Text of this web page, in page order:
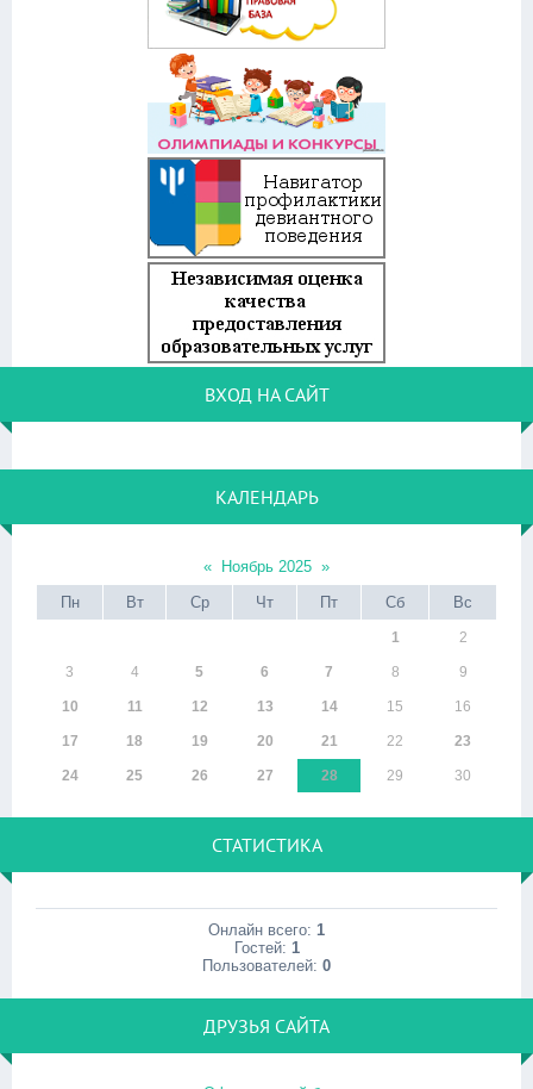
ВХОД НА САЙТ
КАЛЕНДАРЬ
« Ноябрь 2025 »
Пн
Вт Ср Чт Пт Сб Вс
1 2
3 4 5 6 7 8 9
10 11 12 13 14 15 16
17 18 19 20 21 22 23
24 25 26 27 28 29 30
СТАТИСТИКА
Онлайн всего: 1
Гостей: 1
Пользователей: 0
ДРУЗЬЯ САЙТА